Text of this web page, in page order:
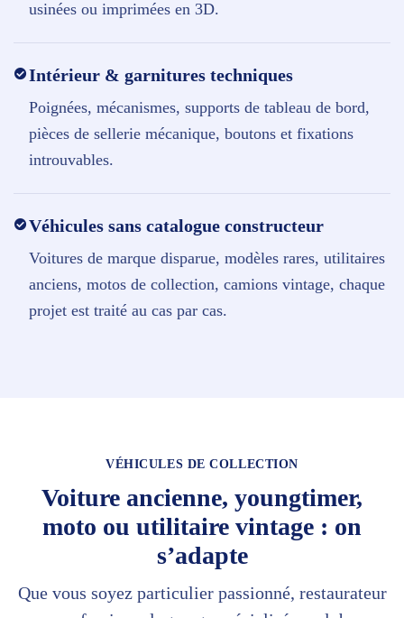
usinées ou imprimées en 3D.
Intérieur & garnitures techniques
Poignées, mécanismes, supports de tableau de bord,
pièces de sellerie mécanique, boutons et fixations
introuvables.
Véhicules sans catalogue constructeur
Voitures de marque disparue, modèles rares, utilitaires
anciens, motos de collection, camions vintage, chaque
projet est traité au cas par cas.
VÉHICULES DE COLLECTION
Voiture ancienne, youngtimer,
moto ou utilitaire vintage : on
s’adapte
Que vous soyez particulier passionné, restaurateur